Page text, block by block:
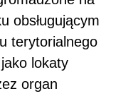
obsługującym
terytorialnego
lokaty
organ